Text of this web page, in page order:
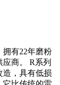
有22年磨粉
商。 R系列
造，具有低损